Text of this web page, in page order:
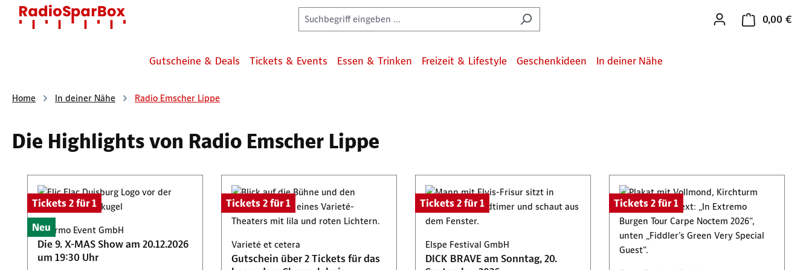
Hauptinhalt springen
Zur Suche springen
Zur Hauptnavigation springen 0,00 €
Gutscheine & Deals Tickets & Events Essen & Trinken Freizeit & Lifestyle Geschenkideen In deiner Nähe
Home In deiner Nähe Radio Emscher Lippe
Die Highlights von Radio Emscher Lippe
Tickets 2 für 1
Neu
Palermo Event GmbH
Die 9. X-MAS Show am 20.12.2026
um 19:30 Uhr
Tickets 2 für 1
Varieté et cetera
Gutschein über 2 Tickets für das
Tickets 2 für 1
Elspe Festival GmbH
DICK BRAVE am Sonntag, 20.
Tickets 2 für 1